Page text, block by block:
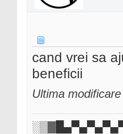
cand vrei sa
beneficii
Ultima